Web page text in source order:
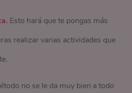
Esto hará que te pongas más
realizar varias actividades que
no se le da muy bien a todo